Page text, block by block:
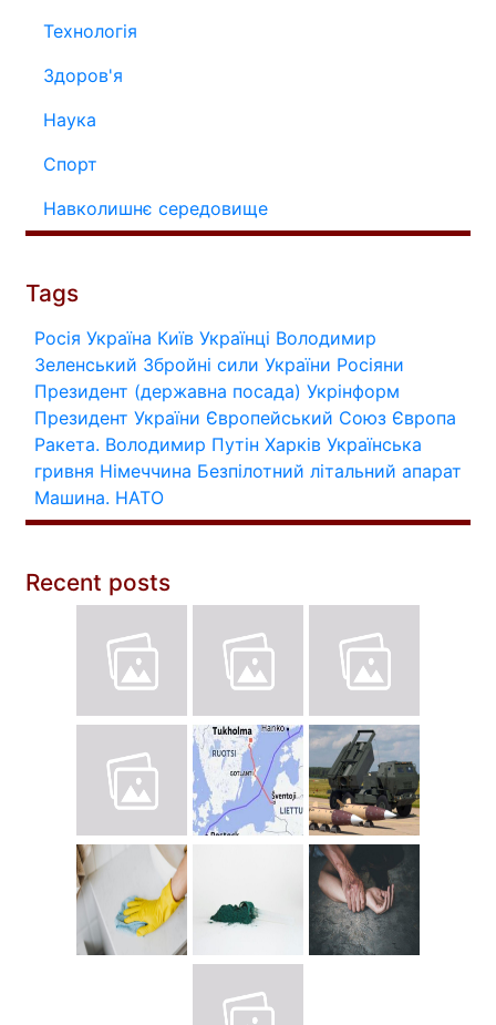
Технологія
Здоров'я
Наука
Спорт
Навколишнє середовище
Tags
Росія Україна Київ Українці Володимир
Зеленський Збройні сили України Росіяни
Президент (державна посада) Укрінформ
Президент України Європейський Союз Європа
Ракета. Володимир Путін Харків Українська
гривня Німеччина Безпілотний літальний апарат
Машина. НАТО
Recent posts